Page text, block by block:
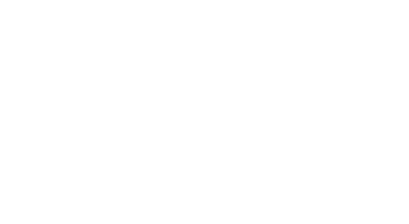
une première en 7 mois